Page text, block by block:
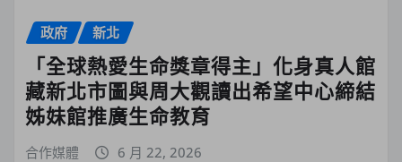
政府 新北
「全球熱愛生命獎章得主」化身真人館
藏新北市圖與周大觀讀出希望中心締結
姊妹館推廣生命教育
合作媒體 6 月 22, 2026